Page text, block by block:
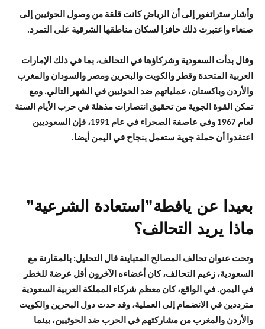
وأشار ستراتفور إلى أن الرياض كانت قلقة من وصول الحوثيين إلى
صنعاء واعتبرت ذلك حافزا لسكان مناطقها الشرقية على التمرد.
وقال بدأت السعودية وشركاؤها في التحالف، بما في ذلك الإمارات
العربية المتحدة وقطر والكويت والبحرين ومصر والسودان والمغرب
والأردن وباكستان، عملياتهم ضد الحوثيين في الشهر التالي. ومع
تمكن القوة الجوية من تحقيق انتصارات مذهلة في حرب الأيام الستة
لعام 1967 وفي عاصفة الصحراء في عام 1991، فإن السعوديين
اعتقدوا أن حملة جوية ستعمل بنجاح في اليمن أيضا.
بعيدا عن يافطة”استعادة الشرعية”
ماذا يريد التحالف؟
وتحت عنوان تحالف المصالح المتباينة قال التحليل: بالمقارنة مع
السعودية، زعيم التحالف، كان أعضاءه الآخرون أقل عرضة للخطر
في اليمن. في الواقع، كان معظم شركاء المملكة العربية السعودية
مترددين في الانضمام إلى العملية، وقد حدت دول البحرين والكويت
والأردن والمغرب من مشاركتهم في الحرب ضد الحوثيين، بينما